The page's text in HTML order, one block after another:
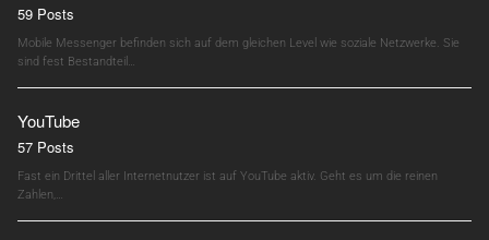
59 Posts
Mobile Messenger befinden sich auf dem gleichen Level wie soziale Netzwerke. Sie
sind fest Bestandteil…
YouTube
57 Posts
Fast ein Drittel aller Internetnutzer ist auf YouTube aktiv. Geht es um die reinen
Zahlen,…